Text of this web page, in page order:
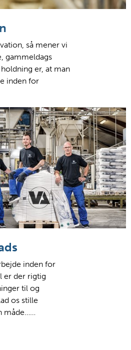
så mener vi
gammeldags
er, at man
inden for
inden for
er der rigtig
til og
os stille
måde……